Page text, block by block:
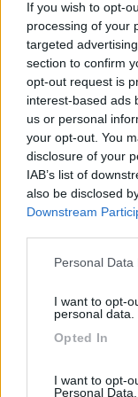
If you wish to opt-
processing of your
targeted
section to confirm
opt-out request is
interest-based ads
us or personal
your opt-out. You
disclosure of your
IAB’s list of
also be disclosed
Downstream
Please note that
not limited to your
use your data for
Personal
I want to opt-
personal data.
Opted In
I want to opt-
Personal Data.
Noleggerei un camper,
della
Ciao Evos
Per arrivare fino in
giorni ,
località interessanti
Algarve non offre a
interessanti se
Hai provato a
aereo e noleggiarne
In generale si
paio aa trovate
Per quanto mi
suggerisco di
periodi oltre che